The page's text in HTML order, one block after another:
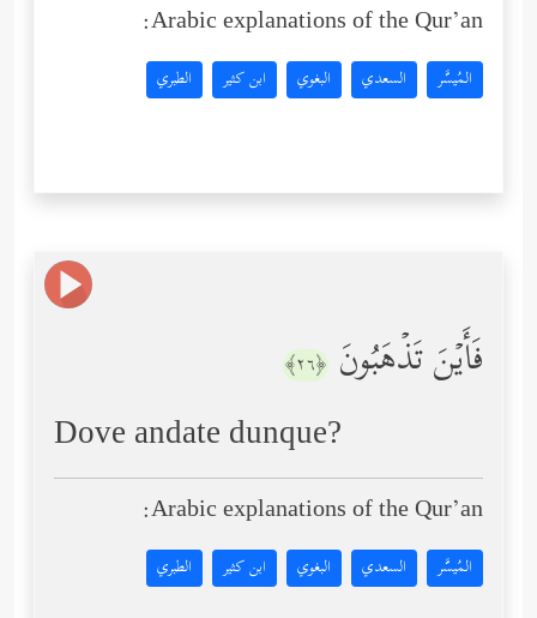
Arabic explanations of the Qur’an:
المُيسَّر السعدي البغوي ابن كثير الطبري
فَأَیۡنَ تَذۡهَبُونَ ﴿٢٦﴾
Dove andate dunque?
Arabic explanations of the Qur’an:
المُيسَّر السعدي البغوي ابن كثير الطبري